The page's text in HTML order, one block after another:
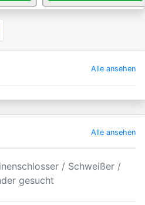
Alle ansehen
Alle ansehen
/ Schweißer /
gesucht